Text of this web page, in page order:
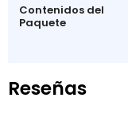
Contenidos del
Paquete
Reseñas